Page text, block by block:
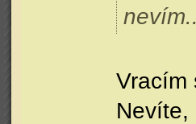
Vracím
Nevíte,